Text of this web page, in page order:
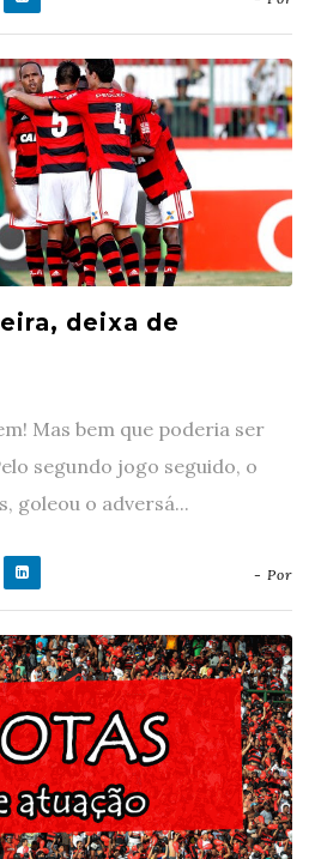
deixa de
Mas bem que poderia ser
segundo jogo seguido, o
goleou o adversá...
- Por